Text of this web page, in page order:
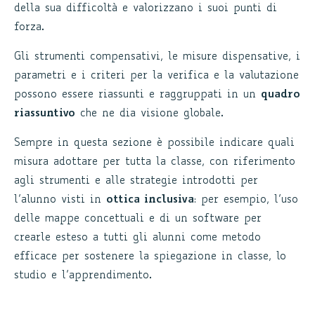
della sua difficoltà e valorizzano i suoi punti di
forza.
Gli strumenti compensativi, le misure dispensative, i
parametri e i criteri per la verifica e la valutazione
possono essere riassunti e raggruppati in un quadro
riassuntivo che ne dia visione globale.
Sempre in questa sezione è possibile indicare quali
misura adottare per tutta la classe, con riferimento
agli strumenti e alle strategie introdotti per
l’alunno visti in ottica inclusiva: per esempio, l’uso
delle mappe concettuali e di un software per
crearle esteso a tutti gli alunni come metodo
efficace per sostenere la spiegazione in classe, lo
studio e l’apprendimento.